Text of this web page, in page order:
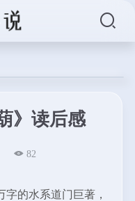
》读后感
82
的水系道门巨著，